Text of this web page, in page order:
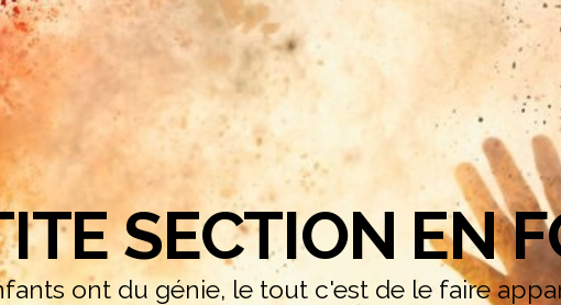
SECTION EN
ont du génie, le tout c'est de le faire